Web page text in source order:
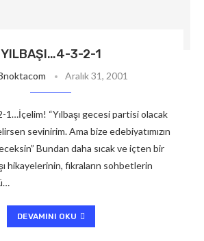
YILBAŞI…4-3-2-1
Aralık 31, 2001
1…İçelim! “Yılbaşı gecesi partisi olacak
sevinirim. Ama bize edebiyatımızın
Bundan daha sıcak ve içten bir
hikayelerinin, fıkraların sohbetlerin
DEVAMINI OKU